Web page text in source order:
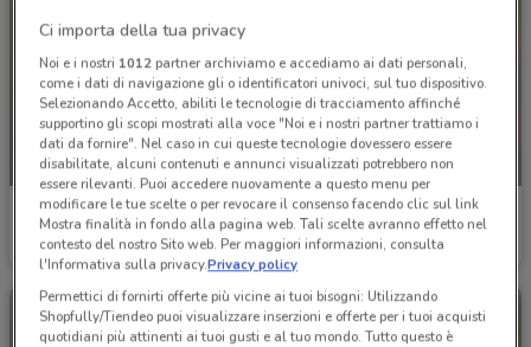
NUOVO
Beps
Scade il 31/08 2.4 km
Beps
Scade il 31/08
Ci importa della tua privacy
Noi e i nostri 1012partner archiviamo e accediamo ai dati personali,
come i dati di navigazione gli o identificatori univoci, sul tuo dispositivo.
Selezionando Accetto, abiliti le tecnologie di tracciamento affinché
supportino gli scopi mostrati alla voce "Noi e i nostri partner trattiamo i
dati da fornire". Nel caso in cui queste tecnologie dovessero essere
disabilitate, alcuni contenuti e annunci visualizzati potrebbero non
essere rilevanti. Puoi accedere nuovamente a questo menu per
modificare le tue scelte o per revocare il consenso facendo clic sul link
Mostra finalità in fondo alla pagina web. Tali scelte avranno effetto nel
contesto del nostro Sito web. Per maggiori informazioni, consulta
l'Informativa sulla privacy.Privacy policy
Permettici di fornirti offerte più vicine ai tuoi bisogni: Utilizzando
Shopfully/Tiendeo puoi visualizzare inserzioni e offerte per i tuoi acquisti
quotidiani più attinenti ai tuoi gusti e al tuo mondo. Tutto questo è